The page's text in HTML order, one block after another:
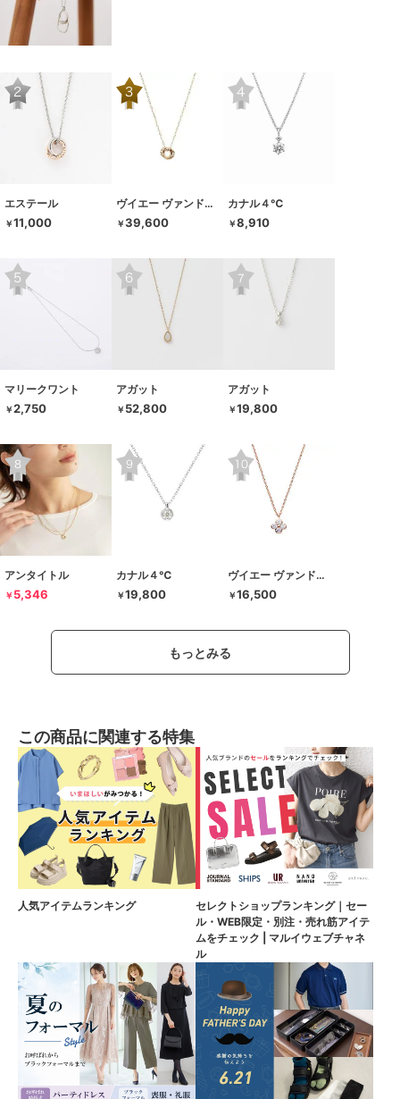
エステール
￥11,000
ヴイエー ヴァンドーム青山
￥39,600
カナル４℃
￥8,910
マリークワント
￥2,750
アガット
￥ 52,800
アガット
￥19,800
アンタイトル
￥ 5,346
カナル４℃
￥19,800
ヴイエー ヴァンドーム青山
￥16,500
もっとみる
この商品に関連する特集
人気アイテムランキング
セレクトショップランキング｜セー
ル・WEB限定・別注・売れ筋アイテ
ムをチェック | マルイウェブチャネ
ル